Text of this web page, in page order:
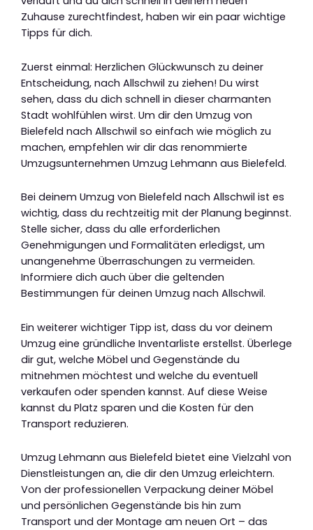
Zuhause zurechtfindest, haben wir ein paar wichtige
Tipps für dich.
Zuerst einmal: Herzlichen Glückwunsch zu deiner
Entscheidung, nach Allschwil zu ziehen! Du wirst
sehen, dass du dich schnell in dieser charmanten
Stadt wohlfühlen wirst. Um dir den Umzug von
Bielefeld nach Allschwil so einfach wie möglich zu
machen, empfehlen wir dir das renommierte
Umzugsunternehmen Umzug Lehmann aus Bielefeld.
Bei deinem Umzug von Bielefeld nach Allschwil ist es
wichtig, dass du rechtzeitig mit der Planung beginnst.
Stelle sicher, dass du alle erforderlichen
Genehmigungen und Formalitäten erledigst, um
unangenehme Überraschungen zu vermeiden.
Informiere dich auch über die geltenden
Bestimmungen für deinen Umzug nach Allschwil.
Ein weiterer wichtiger Tipp ist, dass du vor deinem
Umzug eine gründliche Inventarliste erstellst. Überlege
dir gut, welche Möbel und Gegenstände du
mitnehmen möchtest und welche du eventuell
verkaufen oder spenden kannst. Auf diese Weise
kannst du Platz sparen und die Kosten für den
Transport reduzieren.
Umzug Lehmann aus Bielefeld bietet eine Vielzahl von
Dienstleistungen an, die dir den Umzug erleichtern.
Von der professionellen Verpackung deiner Möbel
und persönlichen Gegenstände bis hin zum
Transport und der Montage am neuen Ort – das